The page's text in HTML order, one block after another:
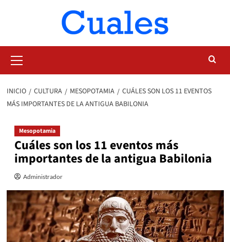
primario
INICIO CULTURA MESOPOTAMIA
CUÁLES SON LOS 11 EVENTOS
MÁS IMPORTANTES DE LA ANTIGUA BABILONIA
Mesopotamia
Cuáles son los 11 eventos más
importantes de la antigua Babilonia
Administrador